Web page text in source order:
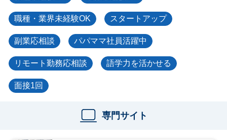
職種・業界未経験OK スタートアップ
副業応相談 パパママ社員活躍中
リモート勤務応相談 語学力を活かせる
面接1回
専門サイト